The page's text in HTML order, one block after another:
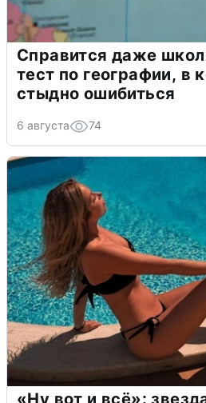
Справится даже
тест по географии, в
стыдно ошибиться
6 августа 74
«Ну вот и всё»: